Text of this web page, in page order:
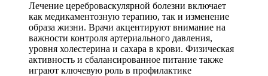
Лечение цереброваскулярной болезни включает
как медикаментозную терапию, так и изменение
образа жизни. Врачи акцентируют внимание на
важности контроля артериального давления,
уровня холестерина и сахара в крови. Физическая
активность и сбалансированное питание также
играют ключевую роль в профилактике